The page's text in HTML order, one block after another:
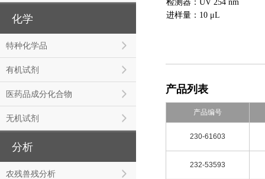
化学
特种化学品
有机试剂
医药品成分化合物
无机试剂
分析
农残兽残分析
检测器：UV 254 nm
进样量：10 μL
产品列表
产品编号
230-61603
232-53593